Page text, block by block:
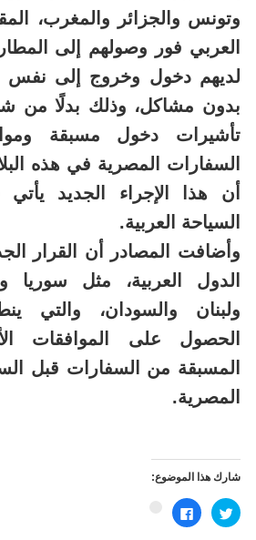
وتونس والجزائر والمغرب،
العربي فور وصولهم إلى
لديهم دخول وخروج إلى نفس
بدون مشاكل، وذلك بدلًا من
تأشيرات دخول مسبقة
السفارات المصرية في هذه
أن هذا الإجراء الجديد
السياحة العربية.
وأضافت المصادر أن القرار
الدول العربية، مثل سوريا
ولبنان والسودان، والتي
الحصول على الموافقات
المسبقة من السفارات قبل
المصرية.
شارك هذا الموضوع:
اضغط
للمشاركة
على
انقر
للمشاركة
على